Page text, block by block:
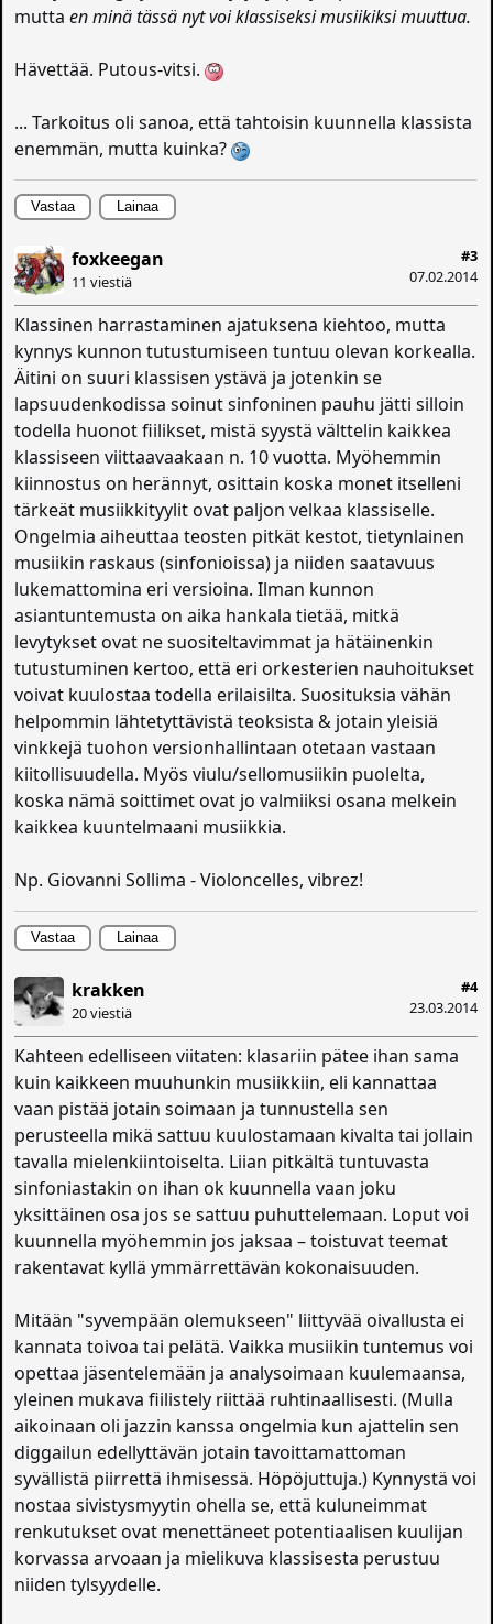
muttaen minä tässä nyt voi klassiseksi musiikiksi muuttua.
Hävettää. Putous-vitsi.
... Tarkoitus oli sanoa, että tahtoisin kuunnella klassista
enemmän, mutta kuinka?
Vastaa Lainaa
#3
07.02.2014
foxkeegan
11 viestiä
Klassinen harrastaminen ajatuksena kiehtoo, mutta
kynnys kunnon tutustumiseen tuntuu olevan korkealla.
Äitini on suuri klassisen ystävä ja jotenkin se
lapsuudenkodissa soinut sinfoninen pauhu jätti silloin
todella huonot fiilikset, mistä syystä välttelin kaikkea
klassiseen viittaavaakaan n. 10 vuotta. Myöhemmin
kiinnostus on herännyt, osittain koska monet itselleni
tärkeät musiikkityylit ovat paljon velkaa klassiselle.
Ongelmia aiheuttaa teosten pitkät kestot, tietynlainen
musiikin raskaus (sinfonioissa) ja niiden saatavuus
lukemattomina eri versioina. Ilman kunnon
asiantuntemusta on aika hankala tietää, mitkä
levytykset ovat ne suositeltavimmat ja hätäinenkin
tutustuminen kertoo, että eri orkesterien nauhoitukset
voivat kuulostaa todella erilaisilta. Suosituksia vähän
helpommin lähtetyttävistä teoksista & jotain yleisiä
vinkkejä tuohon versionhallintaan otetaan vastaan
kiitollisuudella. Myös viulu/sellomusiikin puolelta,
koska nämä soittimet ovat jo valmiiksi osana melkein
kaikkea kuuntelmaani musiikkia.
Np. Giovanni Sollima - Violoncelles, vibrez!
Vastaa Lainaa
#4
23.03.2014
krakken
20 viestiä
Kahteen edelliseen viitaten: klasariin pätee ihan sama
kuin kaikkeen muuhunkin musiikkiin, eli kannattaa
vaan pistää jotain soimaan ja tunnustella sen
perusteella mikä sattuu kuulostamaan kivalta tai jollain
tavalla mielenkiintoiselta. Liian pitkältä tuntuvasta
sinfoniastakin on ihan ok kuunnella vaan joku
yksittäinen osa jos se sattuu puhuttelemaan. Loput voi
kuunnella myöhemmin jos jaksaa – toistuvat teemat
rakentavat kyllä ymmärrettävän kokonaisuuden.
Mitään "syvempään olemukseen" liittyvää oivallusta ei
kannata toivoa tai pelätä. Vaikka musiikin tuntemus voi
opettaa jäsentelemään ja analysoimaan kuulemaansa,
yleinen mukava fiilistely riittää ruhtinaallisesti. (Mulla
aikoinaan oli jazzin kanssa ongelmia kun ajattelin sen
diggailun edellyttävän jotain tavoittamattoman
syvällistä piirrettä ihmisessä. Höpöjuttuja.) Kynnystä voi
nostaa sivistysmyytin ohella se, että kuluneimmat
renkutukset ovat menettäneet potentiaalisen kuulijan
korvassa arvoaan ja mielikuva klassisesta perustuu
niiden tylsyydelle.